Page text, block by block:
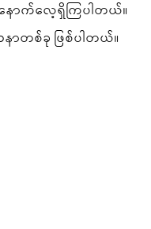
ောက်လေ့ရှိကြပါတယ်။
တစ်ခု ဖြစ်ပါတယ်။